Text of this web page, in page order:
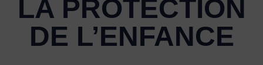
LA PROTECTION
DE L’ENFANCE